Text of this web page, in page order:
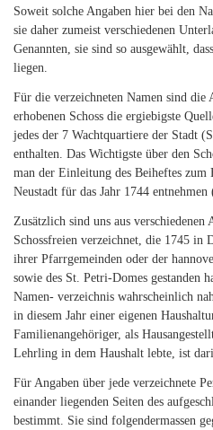
Soweit solche Angaben hier bei den
sie daher zumeist verschiedenen
Genannten, sie sind so ausgewählt,
liegen.
Für die verzeichneten Namen sind die
erhobenen Schoss die ergiebigste
jedes der 7 Wachtquartiere der Stadt
enthalten. Das Wichtigste über den
man der Einleitung des Beiheftes
Neustadt für das Jahr 1744
Zusätzlich sind uns aus
Schossfreien verzeichnet, die 1745 in
ihrer Pfarrgemeinden oder der
sowie des St. Petri-Domes gestanden
Namen- verzeichnis wahrscheinlich
in diesem Jahr einer eigenen
Familienangehöriger, als
Lehrling in dem Haushalt lebte, ist
Für Angaben über jede verzeichnete
einander liegenden Seiten des
bestimmt. Sie sind folgendermassen